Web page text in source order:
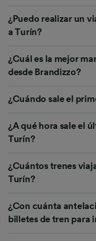
¿Puedo realizar un
a Turín?
¿Cuál es la mejor
desde Brandizzo?
¿Cuándo sale el
¿A qué hora sale el
Turín?
¿Cuántos trenes
Turín?
¿Con cuánta
billetes de tren para